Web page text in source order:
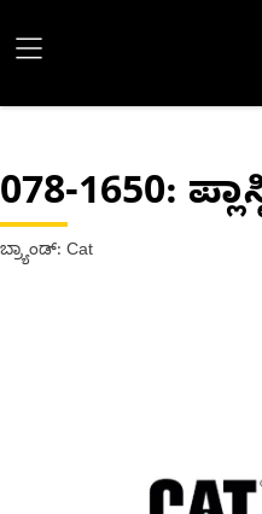
078-1650:
ಬ್ರ್ಯಾಂಡ್: Cat